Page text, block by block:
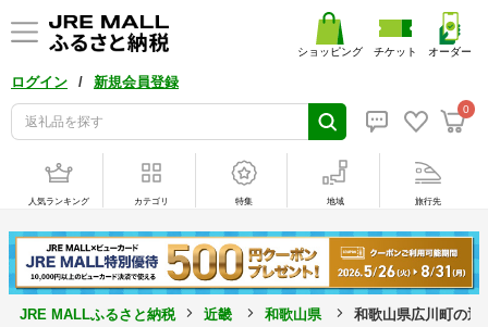
ログイン / 新規会員登録
0
ショッピング チケット オーダー
人気ランキング カテゴリ 特集 地域 旅行先
JRE MALLふるさと納税 近畿 和歌山県 和歌山県広川町の返